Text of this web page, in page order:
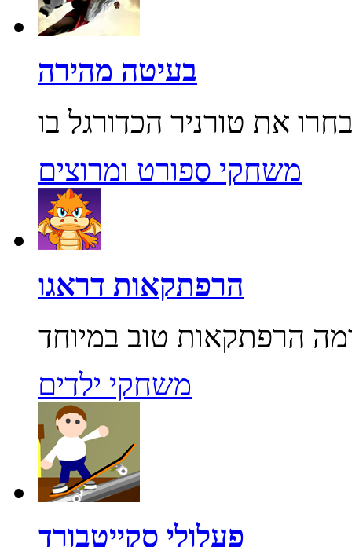
בעיטה מהירה
משחקי ספורט ומרוצים
הרפתקאות דראגו
משחקי ילדים
פעלולי סקייטבורד